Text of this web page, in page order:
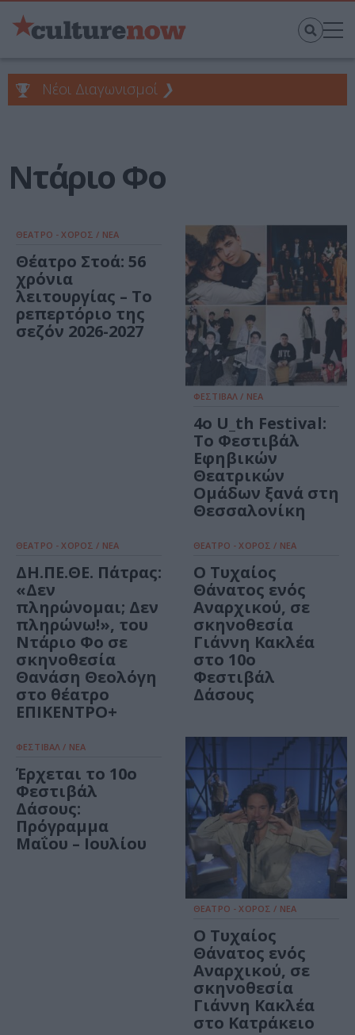
Νέοι Διαγωνισμοί ❯
Ντάριο Φο
ΘΕΑΤΡΟ - ΧΟΡΟΣ / ΝΕΑ
Θέατρο Στοά: 56
χρόνια
λειτουργίας – Το
ρεπερτόριο της
σεζόν 2026-2027
ΦΕΣΤΙΒΑΛ / ΝΕΑ
4ο U_th Festival:
Το Φεστιβάλ
Εφηβικών
Θεατρικών
Ομάδων ξανά στη
Θεσσαλονίκη
ΘΕΑΤΡΟ - ΧΟΡΟΣ / ΝΕΑ
ΔΗ.ΠΕ.ΘΕ. Πάτρας:
«Δεν
πληρώνομαι; Δεν
πληρώνω!», του
Ντάριο Φο σε
σκηνοθεσία
Θανάση Θεολόγη
στο θέατρο
ΕΠΙΚΕΝΤΡΟ+
ΘΕΑΤΡΟ - ΧΟΡΟΣ / ΝΕΑ
Ο Τυχαίος
Θάνατος ενός
Αναρχικού, σε
σκηνοθεσία
Γιάννη Κακλέα
στο 10ο
Φεστιβάλ
Δάσους
ΦΕΣΤΙΒΑΛ / ΝΕΑ
Έρχεται το 10ο
Φεστιβάλ
Δάσους:
Πρόγραμμα
Μαΐου – Ιουλίου
ΘΕΑΤΡΟ - ΧΟΡΟΣ / ΝΕΑ
Ο Τυχαίος
Θάνατος ενός
Αναρχικού, σε
σκηνοθεσία
Γιάννη Κακλέα
στο Κατράκειο